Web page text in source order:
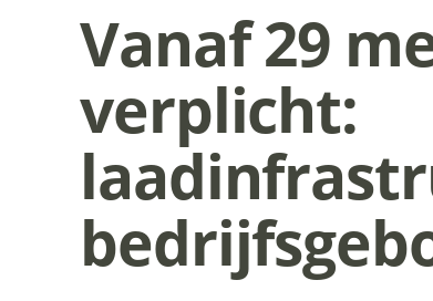
Vanaf 29
verplicht: